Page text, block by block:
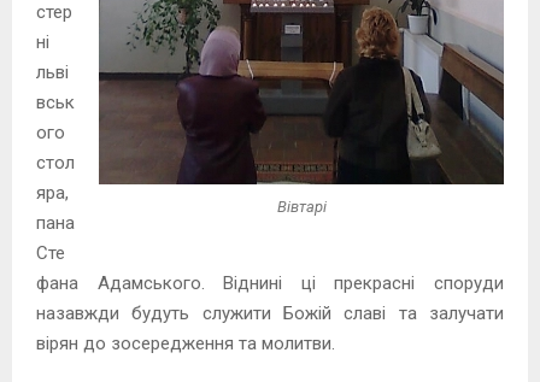
Вівтарі
стер
ні
льві
вськ
ого
стол
яра,
пана
Сте
фана Адамського. Віднині ці прекрасні споруди
назавжди будуть служити Божій славі та залучати
вірян до зосередження та молитви.